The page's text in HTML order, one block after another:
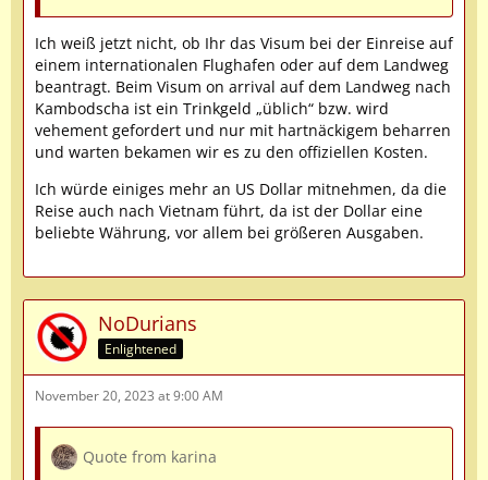
Ich weiß jetzt nicht, ob Ihr das Visum bei der Einreise auf
einem internationalen Flughafen oder auf dem Landweg
beantragt. Beim Visum on arrival auf dem Landweg nach
Kambodscha ist ein Trinkgeld „üblich“ bzw. wird
vehement gefordert und nur mit hartnäckigem beharren
und warten bekamen wir es zu den offiziellen Kosten.
Ich würde einiges mehr an US Dollar mitnehmen, da die
Reise auch nach Vietnam führt, da ist der Dollar eine
beliebte Währung, vor allem bei größeren Ausgaben.
NoDurians
Enlightened
November 20, 2023 at 9:00 AM
Quote from karina